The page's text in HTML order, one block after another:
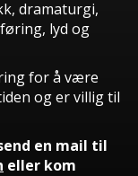
dramaturgi,
lyd og
for å være
og er villig til
en mail til
eller kom